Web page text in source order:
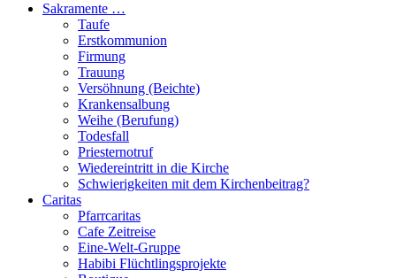
Sakramente …
Taufe
Erstkommunion
Firmung
Trauung
Versöhnung (Beichte)
Krankensalbung
Weihe (Berufung)
Todesfall
Priesternotruf
Wiedereintritt in die Kirche
Schwierigkeiten mit dem Kirchenbeitrag?
Caritas
Pfarrcaritas
Cafe Zeitreise
Eine-Welt-Gruppe
Habibi Flüchtlingsprojekte